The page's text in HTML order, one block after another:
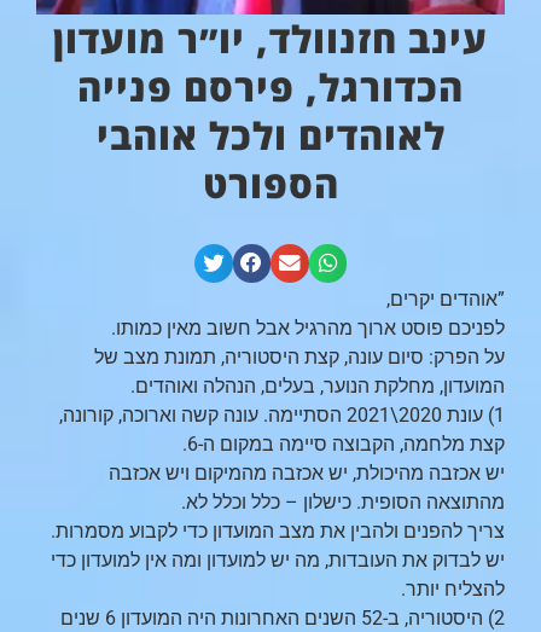
עינב חזנוולד, יו״ר מועדון
הכדורגל, פירסם פנייה
לאוהדים ולכל אוהבי
הספורט
”אוהדים יקרים,
לפניכם פוסט ארוך מהרגיל אבל חשוב מאין כמותו.
על הפרק: סיום עונה, קצת היסטוריה, תמונת מצב של
המועדון, מחלקת הנוער, בעלים, הנהלה ואוהדים.
1) עונת 2020\2021 הסתיימה. עונה קשה וארוכה, קורונה,
קצת מלחמה, הקבוצה סיימה במקום ה-6.
יש אכזבה מהיכולת, יש אכזבה מהמיקום ויש אכזבה
מהתוצאה הסופית. כישלון – כלל וכלל לא.
צריך להפנים ולהבין את מצב המועדון כדי לקבוע מסמרות.
יש לבדוק את העובדות, מה יש למועדון ומה אין למועדון כדי
להצליח יותר.
2) היסטוריה, ב-52 השנים האחרונות היה המועדון 6 שנים